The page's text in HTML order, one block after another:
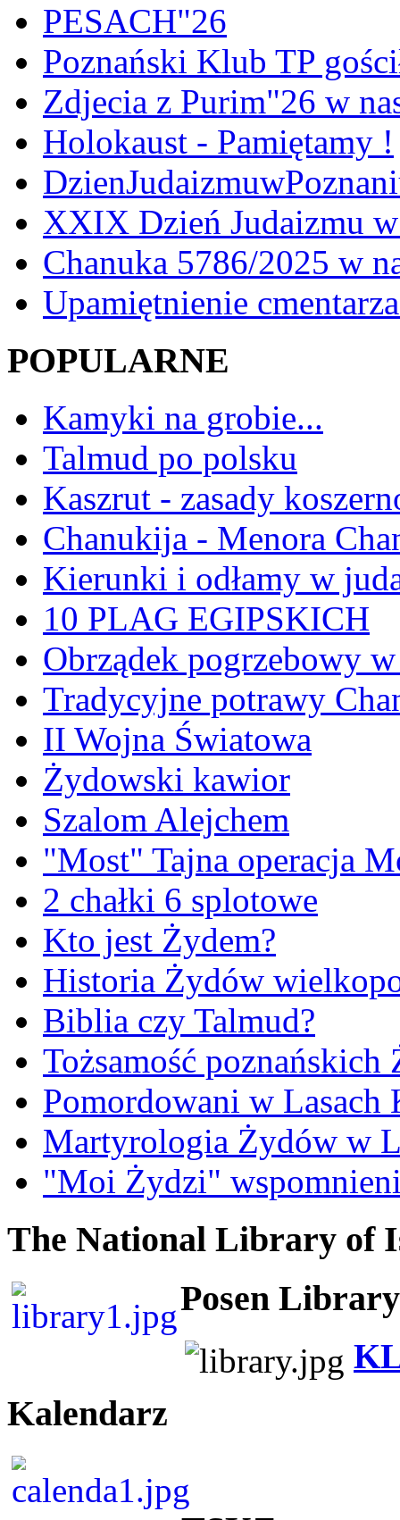
PESACH"26
Poznański Klub TP
Zdjecia z Purim"26 w
Holokaust - Pamiętamy !
XXIX Dzień Judaizmu
Chanuka 5786/2025 w
Upamiętnienie
POPULARNE
Kamyki na grobie...
Talmud po polsku
Kaszrut - zasady
Chanukija - Menora
Kierunki i odłamy w
10 PLAG EGIPSKICH
Obrządek pogrzebowy
Tradycyjne potrawy
II Wojna Światowa
Żydowski kawior
Szalom Alejchem
"Most" Tajna operacja
2 chałki 6 splotowe
Kto jest Żydem?
Historia Żydów
Biblia czy Talmud?
Tożsamość poznańskich
Pomordowani w Lasach
Martyrologia Żydów w
"Moi Żydzi"
The National Library of
Posen Library
Kalendarz